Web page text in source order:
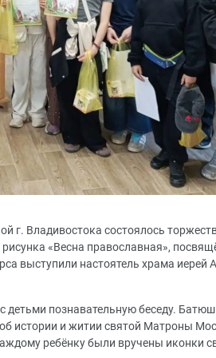
г. Владивостока состоялось
«Весна православная»,
выступили настоятель храма
детьми познавательную беседу.
истории и житии святой Матроны
ребёнку были вручены иконки